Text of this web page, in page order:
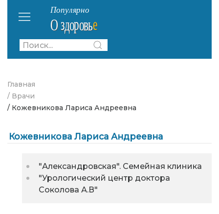
Главная
/ Врачи
/ Кожевникова Лариса Андреевна
Кожевникова Лариса Андреевна
"Александровская". Семейная клиника
"Урологический центр доктора
Соколова А.В"